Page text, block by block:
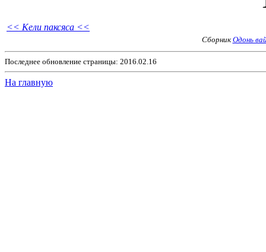
<< Кели паксяса <<
Сборник Одонь
Последнее обновление страницы: 2016.02.16
На главную